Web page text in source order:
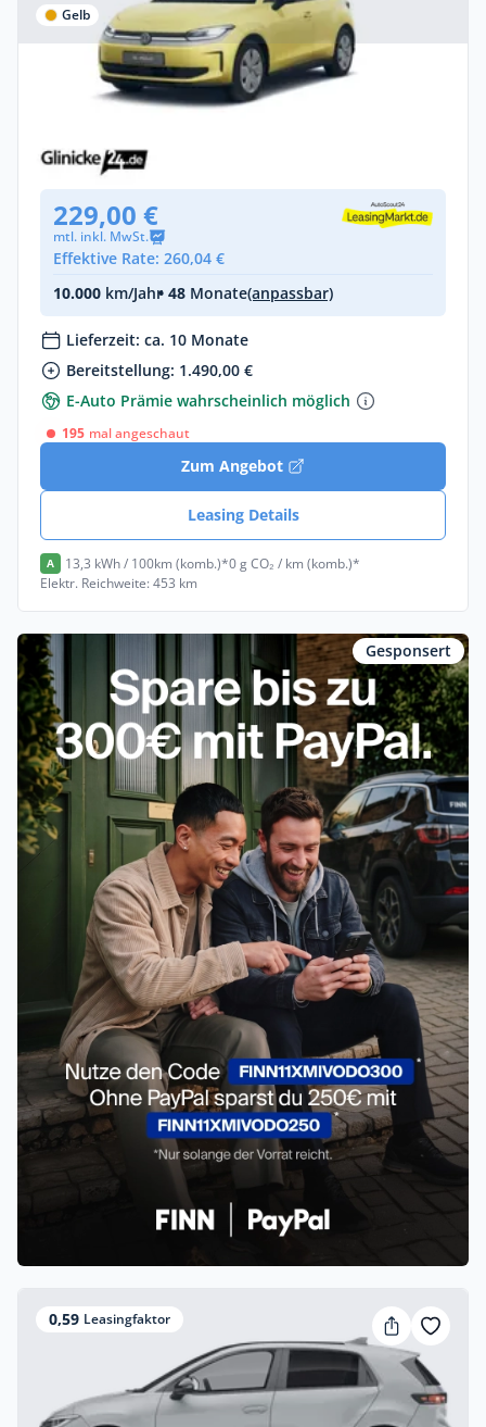
Gelb
Privat & Gewerbe
Volkswagen ID.Polo Life
Neuwagen(konfigurierbar)
229,00 €
mtl. inkl. MwSt.
Effektive Rate: 260,04 €
10.000 km/Jahr• 48 Monate(anpassbar)
Lieferzeit: ca. 10 Monate
Bereitstellung: 1.490,00 €
E-Auto Prämie wahrscheinlich möglich
195 mal angeschaut
Zum Angebot
Leasing Details
A 13,3 kWh / 100km (komb.)*0 g CO₂ / km (komb.)*
Elektr. Reichweite: 453 km
Gesponsert
0,59 Leasingfaktor